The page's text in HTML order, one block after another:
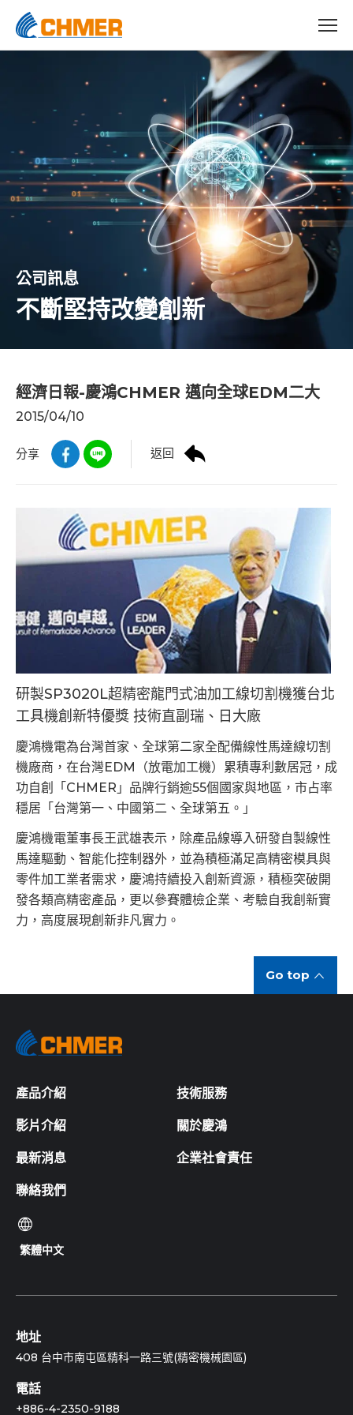
公司訊息
不斷堅持改變創新
經濟日報-慶鴻CHMER 邁向全球EDM二大
2015/04/10
分享 返回
研製SP3020L超精密龍門式油加工線切割機獲台北
工具機創新特優獎 技術直副瑞、日大廠
慶鴻機電為台灣首家、全球第二家全配備線性馬達線切割
機廠商，在台灣EDM（放電加工機）累積專利數居冠，成
功自創「CHMER」品牌行銷逾55個國家與地區，市占率
穩居「台灣第一、中國第二、全球第五。」
慶鴻機電董事長王武雄表示，除產品線導入研發自製線性
馬達驅動、智能化控制器外，並為積極滿足高精密模具與
零件加工業者需求，慶鴻持續投入創新資源，積極突破開
發各類高精密產品，更以參賽體檢企業、考驗自我創新實
力，高度展現創新非凡實力。
Go top
產品介紹 技術服務
影片介紹 關於慶鴻
最新消息 企業社會責任
聯絡我們
繁體中文
地址
408 台中市南屯區精科一路三號(精密機械園區)
電話
+886-4-2350-9188